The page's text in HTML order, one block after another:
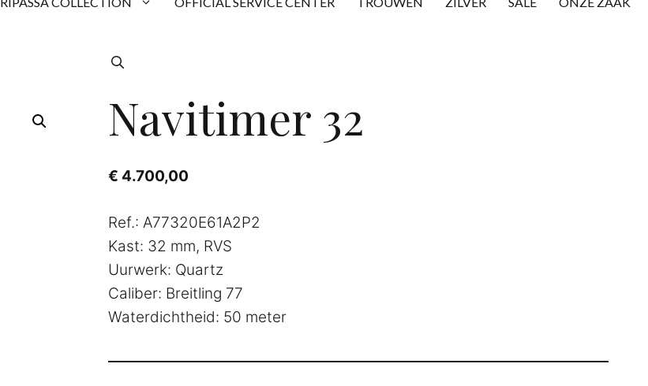
Navitimer 32
€ 4.700,00
Ref.: A77320E61A2P2
Kast: 32 mm, RVS
Uurwerk: Quartz
Caliber: Breitling 77
Waterdichtheid: 50 meter